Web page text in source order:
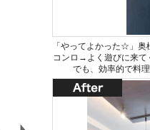
「やってよかった☆」
コンロ→よく遊びに来て
でも、効率的で料